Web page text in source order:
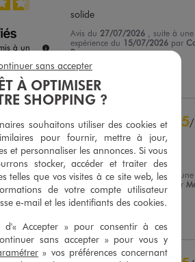
à un
ce site
19
1
0
1
solide
Avis du 27/07/2026 , suite à une
expérience du 15/07/2026 par
P.
5/
Avis vérifié et récompensé
Parfait !
Avis du24/07/2026 , suite à une
expérience du
11/07/2026 par
Z.
À OPTIMISER
SHOPPING ?
souhaitons utiliser des cookies et
pour fournir, mettre à jour,
et personnaliser les annonces. Si vous
stocker, accéder et traiter des
telles que vos visites à ce site web, les
de votre compte utilisateur
e-mail et les identifiants des cookies.
d'« Accepter » pour consentir à ces
sans accepter » pour vous y
» vos préférences concernant
sans accepter